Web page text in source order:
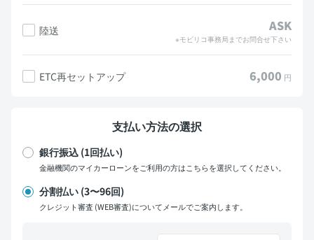
陸送 ASK
※モビリコ事務局までお問合せ下さい
ETC再セットアップ 6,000 円
支払い方法の選択
銀行振込 (1回払い)
金融機関のマイカーローンをご利用の方はこちらを選択してください。
分割払い (3〜96回)
クレジット審査 (WEB審査)についてメールでご案内します。